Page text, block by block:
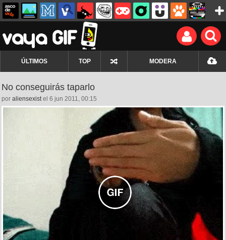
ÚLTIMOS TOP MODERA
No conseguirás taparlo
por aliensexistel 6 jun 2011, 00:15